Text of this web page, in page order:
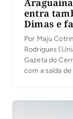
entra
Dimas e
Por Maju
Rodrigues
Gazeta do
com a saída
isso as […]